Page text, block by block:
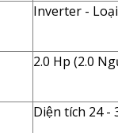
Inverter -
2.0 Hp (2.0
Diện tích 24 -